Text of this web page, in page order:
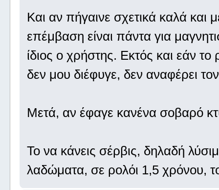
Και αν πήγαινε σχετικά καλά
επέμβαση είναι πάντα για
ίδιος ο χρήστης. Εκτός και εάν
δεν μου διέφυγε, δεν αναφέρει
Μετά, αν έφαγε κανένα σοβαρό
Το να κάνεις σέρβις, δηλαδή
λαδώματα, σε ρολόι 1,5 χρόνου, το